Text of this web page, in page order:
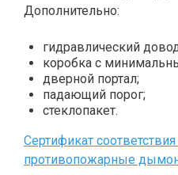
Дополнительно:
гидравлический
коробка с
дверной портал;
падающий порог;
стеклопакет.
Сертификат
противопожарные